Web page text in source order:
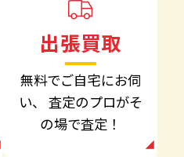
出張買取
無料でご自宅にお伺
い、 査定のプロがそ
の場で査定！